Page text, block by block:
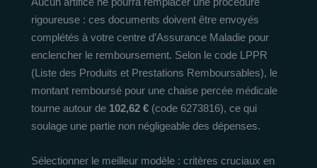
rigoureuse : ces documents doivent être envoyés
complétés à votre centre d’Assurance Maladie pour
enclencher le remboursement. Selon le code LPPR
(Liste des Produits et Prestations Remboursables), le
montant remboursé pour une chaise percée médicale
tourne autour de 102,62 € (code 6273816), ce qui
soulage une partie non négligeable des dépenses.
Sélectionner le meilleur modèle : critères cruciaux en